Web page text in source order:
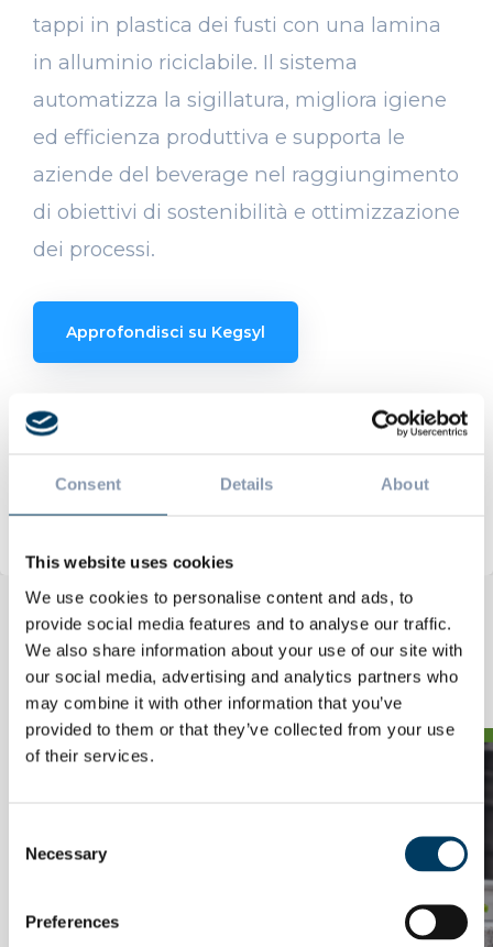
Consent Details About
This website uses cookies
We use cookies to personalise content and ads, to
provide social media features and to analyse our traffic.
We also share information about your use of our site with
our social media, advertising and analytics partners who
may combine it with other information that you’ve
provided to them or that they’ve collected from your use
of their services.
Selection
Necessary
Preferences
tappi in plastica dei fusti con una lamina
in alluminio riciclabile. Il sistema
automatizza la sigillatura, migliora igiene
ed efficienza produttiva e supporta le
aziende del beverage nel raggiungimento
di obiettivi di sostenibilità e ottimizzazione
dei processi.
Approfondisci su Kegsyl
Related Posts